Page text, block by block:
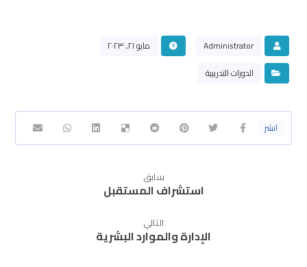
Administrator
مايو ٢١, ٢٠٢٣
الدورات التدريبية
سابق
استشراف المستقبل
التالي
الإدارة والموارد البشرية